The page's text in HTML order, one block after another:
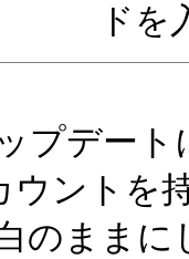
ドを
プデー
ウントを
のまま